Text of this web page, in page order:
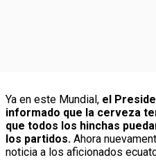
Ya en este Mundial, el
informado que la cerveza
que todos los hinchas
los partidos. Ahora
noticia a los aficionados